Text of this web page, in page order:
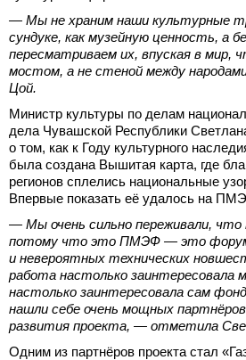
— Мы не храним наши культурные
сундуке, как музейную ценность, а
пересматриваем их, впуская в мир,
мостом, а не стеной между
Цой.
Министр культуры по делам
дела Чувашской Республики
о том, как к Году культурного
была создана Вышитая карта, где
регионов сплелись национальные
Впервые показать её удалось на
— Мы очень сильно переживали,
потому что это ПМЭФ — это форум
и невероятных технических
работа настолько заинтересовала
настолько заинтересовала сам
нашли себе очень мощных
развития проекта, — отметила
Одним из партнёров проекта стал